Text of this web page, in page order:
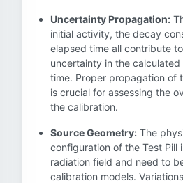
Uncertainty Propagation:
initial activity, the decay
elapsed time all contribute
uncertainty in the
time. Proper propagation of
is crucial for assessing the
the calibration.
Source Geometry: The
configuration of the Test Pill
radiation field and need to
calibration models.